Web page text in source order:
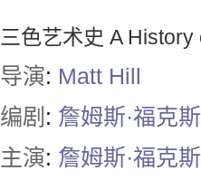
三色艺术史 A
导演: Matt Hill
编剧 : 詹姆斯·福克斯
主演: 詹姆斯·福克斯